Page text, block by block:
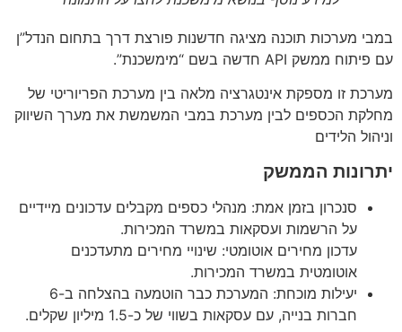
במבי מערכות תוכנה מציגה חדשנות פורצת דרך בתחום הנדל”ן
עם פיתוח ממשק API חדשה בשם “מימשכנת”.
מערכת זו מספקת אינטגרציה מלאה בין מערכת הפריוריטי של
מחלקת הכספים לבין מערכת במבי המשמשת את מערך השיווק
וניהול הלידים
יתרונות הממשק
סנכרון בזמן אמת: מנהלי כספים מקבלים עדכונים מיידיים
על הרשמות ועסקאות במשרד המכירות.
עדכון מחירים אוטומטי: שינויי מחירים מתעדכנים
אוטומטית במשרד המכירות.
יעילות מוכחת: המערכת כבר הוטמעה בהצלחה ב-6
חברות בנייה, עם עסקאות בשווי של כ-1.5 מיליון שקלים.